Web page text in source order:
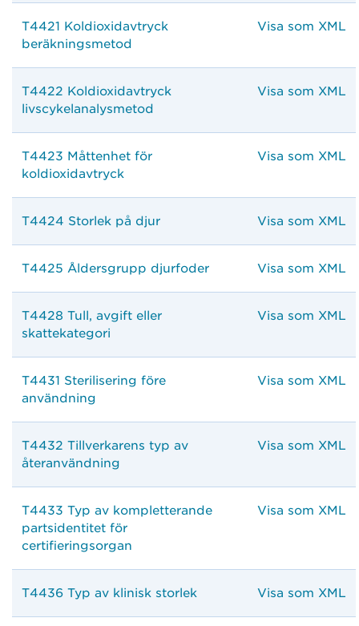
T4421 Koldioxidavtryck
beräkningsmetod
Visa som XML
T4422 Koldioxidavtryck
livscykelanalysmetod
Visa som XML
T4423 Måttenhet för
koldioxidavtryck
Visa som XML
T4424 Storlek på djur Visa som XML
T4425 Åldersgrupp djurfoder Visa som XML
T4428 Tull, avgift eller
skattekategori
Visa som XML
T4431 Sterilisering före
användning
Visa som XML
T4432 Tillverkarens typ av
återanvändning
Visa som XML
T4433 Typ av kompletterande
partsidentitet för
certifieringsorgan
Visa som XML
T4436 Typ av klinisk storlek Visa som XML